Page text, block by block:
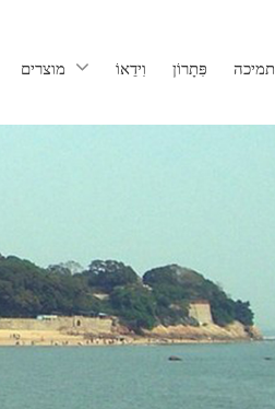
מוצרים וִידֵאוֹ פִּתָרוֹן תמיכה